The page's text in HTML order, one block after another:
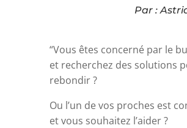
Par :
“Vous êtes concerné par le
et recherchez des solutions
rebondir ?
Ou l’un de vos proches est
et vous souhaitez l’aider ?